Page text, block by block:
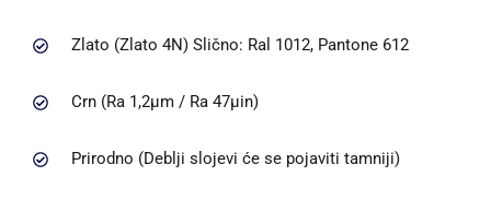
Zlato (Zlato 4N) Slično: Ral 1012, Pantone 612
Crn (Ra 1,2μm / Ra 47μin)
Prirodno (Deblji slojevi će se pojaviti tamniji)